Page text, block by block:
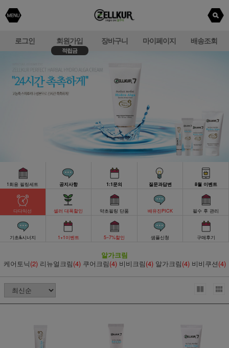
로그인 회원가입
적립금
장바구니 마이페이지 배송조회
1회용 필링세트 공지사항 1:1문의 질문과답변 8월 이벤트
다다익선 셀러 대폭할인 약초필링 단품 배유진PICK 필수 후 관리
기초&시너지 1+1이벤트 5~7%할인 샘플신청 구매후기
알가크림
케어토닉(2) 리뉴얼크림(4) 쿠어크림(4) 비비크림(4) 알가크림(4) 비비쿠션(4)